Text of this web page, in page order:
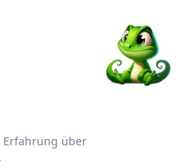
Erfahrung über